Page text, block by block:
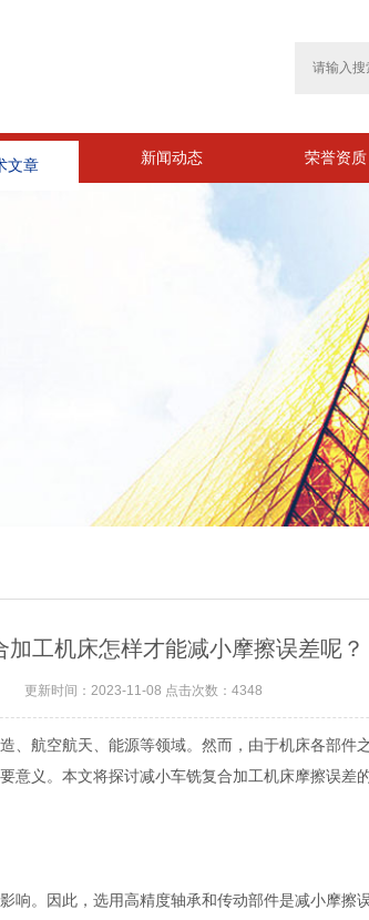
文章 新闻动态 荣誉资质
加工机床怎样才能减小摩擦误差呢？
更新时间：2023-11-08 点击次数：4348
航空航天、能源等领域。然而，由于机床各部件
义。本文将探讨减小车铣复合加工机床摩擦误差的
。因此，选用高精度轴承和传动部件是减小摩擦